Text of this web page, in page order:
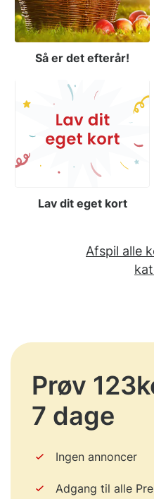
Så er det efterår!
Lav dit eget kort
Afspil alle
Prøv
7 dage
Ingen annoncer
Adgang til alle